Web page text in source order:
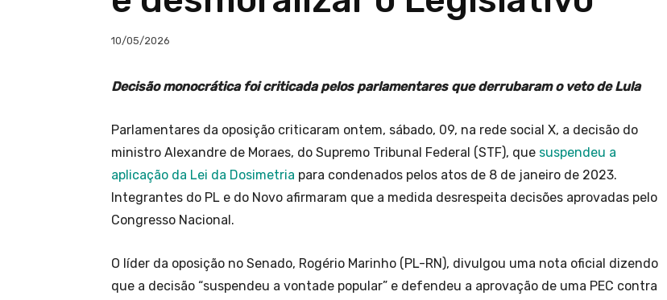
10/05/2026
Decisão monocrática foi criticada pelos parlamentares que derrubaram o veto de Lula
Parlamentares da oposição criticaram ontem, sábado, 09, na rede social X, a decisão do
ministro Alexandre de Moraes, do Supremo Tribunal Federal (STF), que suspendeu a
aplicação da Lei da Dosimetria para condenados pelos atos de 8 de janeiro de 2023.
Integrantes do PL e do Novo afirmaram que a medida desrespeita decisões aprovadas pelo
Congresso Nacional.
O líder da oposição no Senado, Rogério Marinho (PL-RN), divulgou uma nota oficial dizendo
que a decisão “suspendeu a vontade popular” e defendeu a aprovação de uma PEC contra